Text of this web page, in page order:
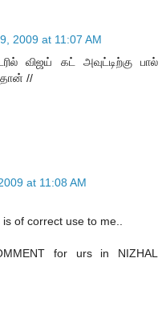
2009 at 11:07 AM
விஜய் கட் அவுட்டிற்கு பால்
//
at 11:08 AM
of correct use to me..
for urs in NIZHAL